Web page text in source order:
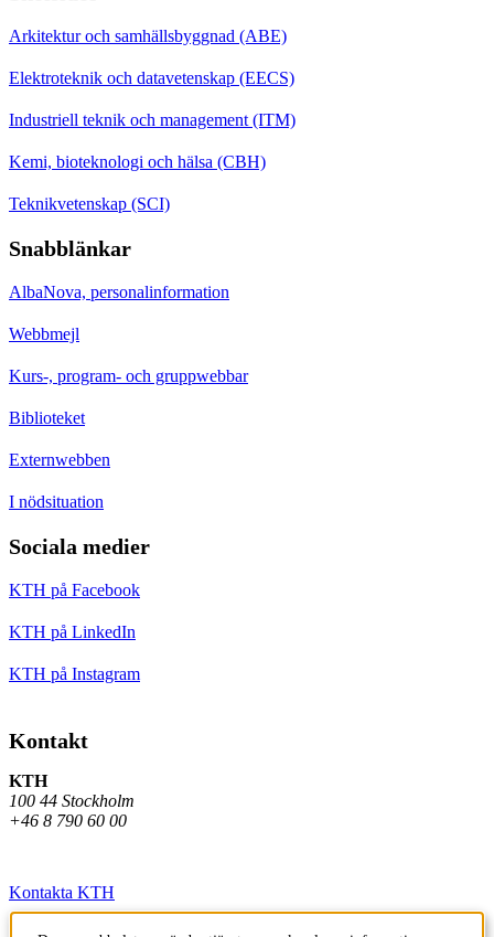
Arkitektur och samhällsbyggnad (ABE)
Elektroteknik och datavetenskap (EECS)
Industriell teknik och management (ITM)
Kemi, bioteknologi och hälsa (CBH)
Teknikvetenskap (SCI)
Snabblänkar
AlbaNova, personalinformation
Webbmejl
Kurs-, program- och gruppwebbar
Biblioteket
Externwebben
I nödsituation
Sociala medier
KTH på Facebook
KTH på LinkedIn
KTH på Instagram
Kontakt
KTH
100 44 Stockholm
+46 8 790 60 00
Kontakta KTH